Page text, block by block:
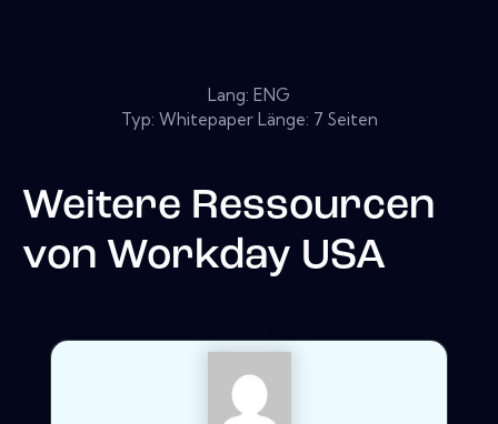
Lang: ENG
Typ: Whitepaper Länge: 7 Seiten
Weitere Ressourcen
von Workday USA